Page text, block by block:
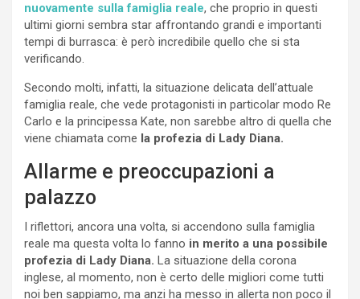
nuovamente sulla famiglia reale, che proprio in questi
ultimi giorni sembra star affrontando grandi e importanti
tempi di burrasca: è però incredibile quello che si sta
verificando.
Secondo molti, infatti, la situazione delicata dell’attuale
famiglia reale, che vede protagonisti in particolar modo Re
Carlo e la principessa Kate, non sarebbe altro di quella che
viene chiamata come la profezia di Lady Diana.
Allarme e preoccupazioni a
palazzo
I riflettori, ancora una volta, si accendono sulla famiglia
reale ma questa volta lo fanno in merito a una possibile
profezia di Lady Diana. La situazione della corona
inglese, al momento, non è certo delle migliori come tutti
noi ben sappiamo, ma anzi ha messo in allerta non poco il